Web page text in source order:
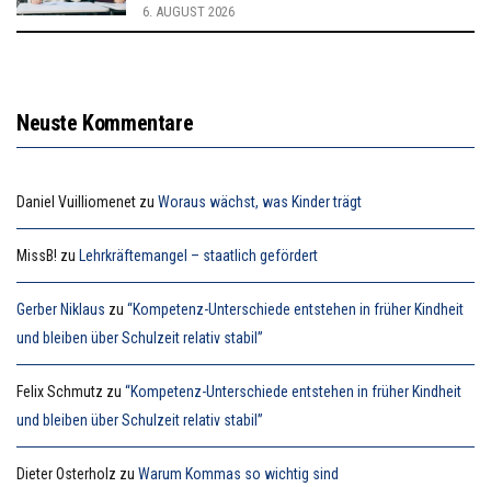
6. AUGUST 2026
Neuste Kommentare
Daniel Vuilliomenet zu Woraus wächst, was Kinder trägt
MissB! zu Lehrkräftemangel – staatlich gefördert
Gerber Niklaus zu “Kompetenz-Unterschiede entstehen in früher Kindheit
und bleiben über Schulzeit relativ stabil”
Felix Schmutz zu “Kompetenz-Unterschiede entstehen in früher Kindheit
und bleiben über Schulzeit relativ stabil”
Dieter Osterholz zu Warum Kommas so wichtig sind